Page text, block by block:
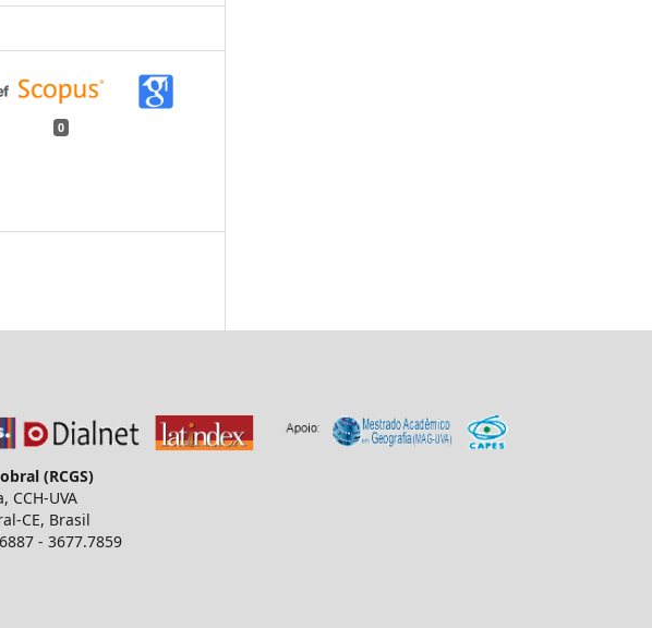
0
(RCGS)
CCH-UVA
CE, Brasil
- 3677.7859